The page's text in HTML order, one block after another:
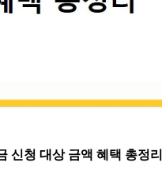
신청 대상 금액 혜택 총정리